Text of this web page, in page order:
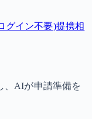
グイン不要)提携相
、AIが申請準備を